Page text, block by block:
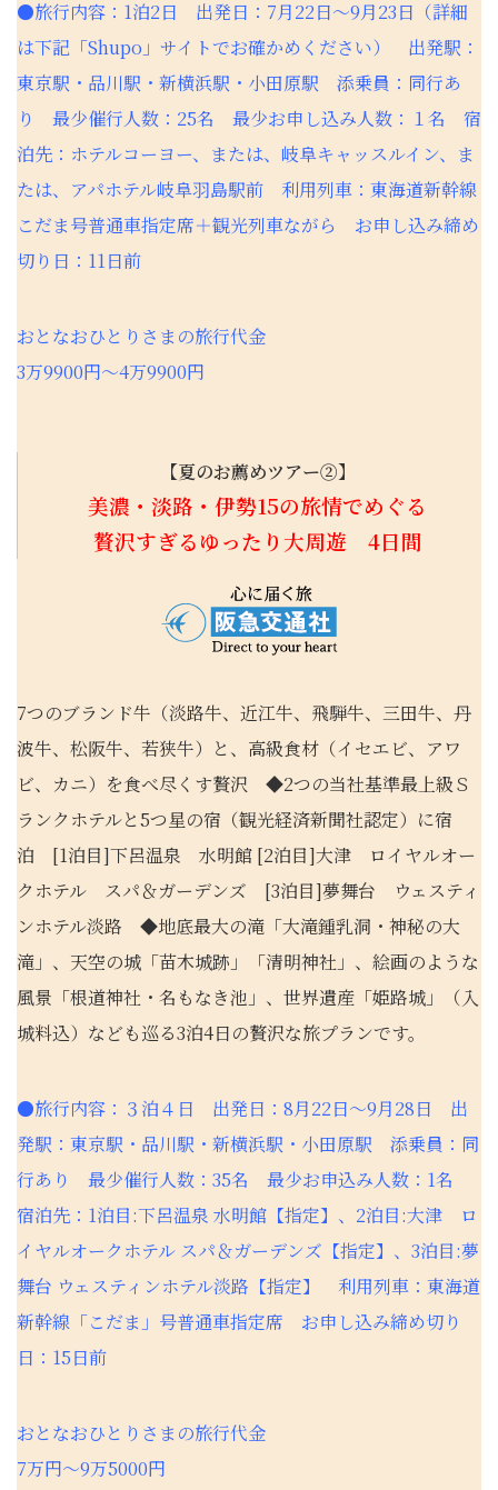
●旅行内容：1泊2日 出発日：7月22日～9月23日（詳細
は下記「Shupo」サイトでお確かめください） 出発駅：
東京駅・品川駅・新横浜駅・小田原駅 添乗員：同行あ
り 最少催行人数：25名 最少お申し込み人数：１名 宿
泊先：ホテルコーヨー、または、岐阜キャッスルイン、ま
たは、アパホテル岐阜羽島駅前 利用列車：東海道新幹線
こだま号普通車指定席＋観光列車ながら お申し込み締め
切り日：11日前
おとなおひとりさまの旅行代金
3万9900円～4万9900円
【夏のお薦めツアー②】
美濃・淡路・伊勢15の旅情でめぐる
贅沢すぎるゆったり大周遊 4日間
7つのブランド牛（淡路牛、近江牛、飛騨牛、三田牛、丹
波牛、松阪牛、若狭牛）と、高級食材（イセエビ、アワ
ビ、カニ）を食べ尽くす贅沢 ◆2つの当社基準最上級Ｓ
ランクホテルと5つ星の宿（観光経済新聞社認定）に宿
泊 [1泊目]下呂温泉 水明館 [2泊目]大津 ロイヤルオー
クホテル スパ＆ガーデンズ [3泊目]夢舞台 ウェスティ
ンホテル淡路 ◆地底最大の滝「大滝鍾乳洞・神秘の大
滝」、天空の城「苗木城跡」「清明神社」、絵画のような
風景「根道神社・名もなき池」、世界遺産「姫路城」（入
城料込）なども巡る3泊4日の贅沢な旅プランです。
●旅行内容：３泊４日 出発日：8月22日～9月28日 出
発駅：東京駅・品川駅・新横浜駅・小田原駅 添乗員：同
行あり 最少催行人数：35名 最少お申込み人数：1名
宿泊先：1泊目:下呂温泉 水明館【指定】、2泊目:大津 ロ
イヤルオークホテル スパ＆ガーデンズ【指定】、3泊目:夢
舞台 ウェスティンホテル淡路【指定】 利用列車：東海道
新幹線「こだま」号普通車指定席 お申し込み締め切り
日：15日前
おとなおひとりさまの旅行代金
7万円～9万5000円